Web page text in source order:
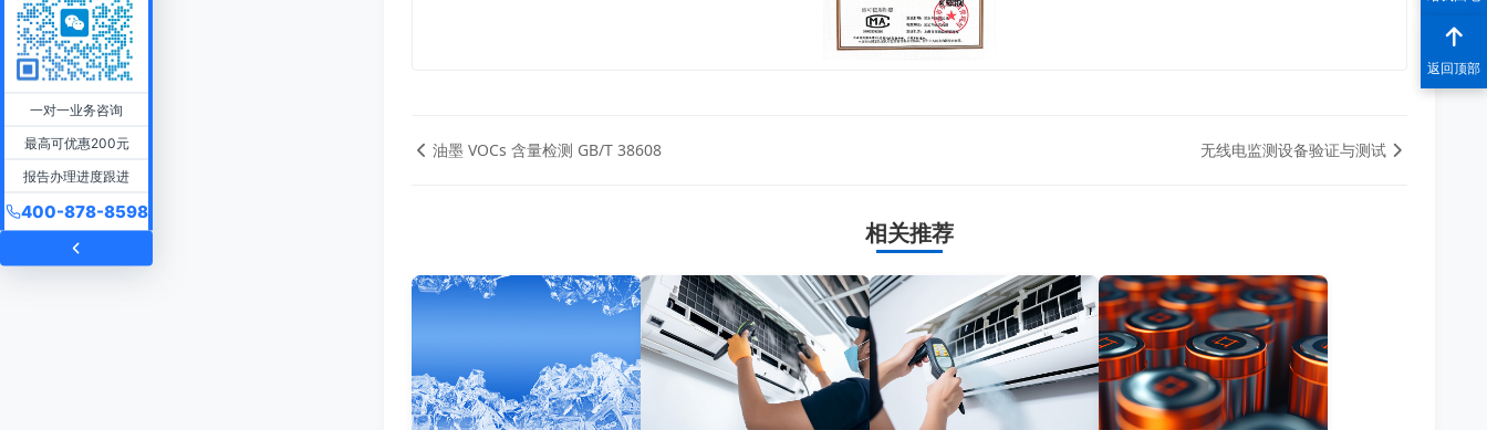
油墨 VOCs 含量检测 GB/T 38608 无线电监测设备验证与测试
相关推荐
返回顶部
一对一业务咨询
最高可优惠200元
报告办理进度跟进
400-878-8598